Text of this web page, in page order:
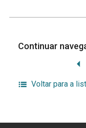
Continuar
Voltar para a